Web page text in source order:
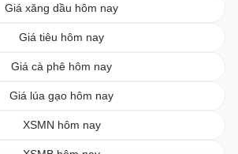
Giá xăng dầu hôm nay
Giá tiêu hôm nay
Giá cà phê hôm nay
Giá lúa gạo hôm nay
XSMN hôm nay